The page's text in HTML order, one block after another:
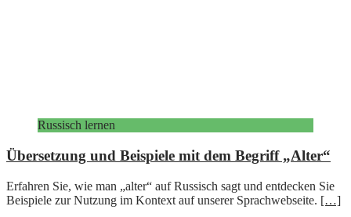
Russisch lernen
Übersetzung und Beispiele mit dem Begriff „Alter“
Erfahren Sie, wie man „alter“ auf Russisch sagt und entdecken Sie
Beispiele zur Nutzung im Kontext auf unserer Sprachwebseite. […]